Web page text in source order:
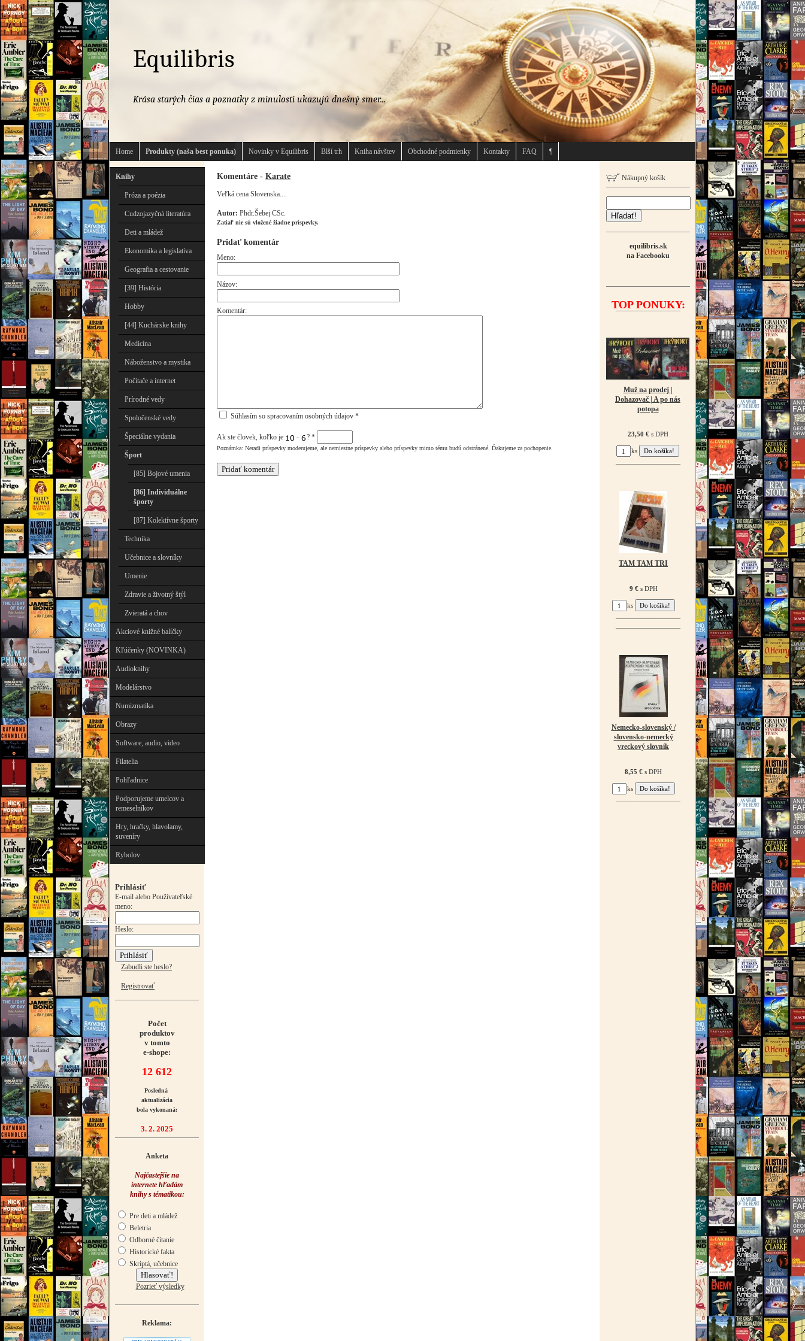
Equilibris
Krása starých čias a poznatky z minulosti ukazujú dnešný smer...
Home Produkty (naša best ponuka) Novinky v Equilibris Blší trh Kniha návštev Obchodné podmienky Kontakty FAQ ¶
Knihy
Próza a poézia
Cudzojazyčná literatúra
Deti a mládež
Ekonomika a legislatíva
Geografia a cestovanie
[39] História
Hobby
[44] Kuchárske knihy
Medicína
Náboženstvo a mystika
Počítače a internet
Prírodné vedy
Spoločenské vedy
Špeciálne vydania
Šport
[85] Bojové umenia
[86] Individuálne
športy
[87] Kolektívne športy
Technika
Učebnice a slovníky
Umenie
Zdravie a životný štýl
Zvieratá a chov
Akciové knižné balíčky
Kľúčenky (NOVINKA)
Audioknihy
Modelárstvo
Numizmatika
Obrazy
Software, audio, video
Filatelia
Pohľadnice
Podporujeme umelcov a
remeselníkov
Hry, hračky, hlavolamy,
suveníry
Rybolov
Prihlásiť
E-mail alebo Používateľské
meno:
Heslo:
Zabudli ste heslo?
Registrovať
Počet
produktov
v tomto
e-shope:
12 612
Posledná
aktualizácia
bola vykonaná:
3. 2. 2025
Anketa
Najčastejšie na
internete hľadám
knihy s tématikou:
Pre deti a mládež
Beletria
Odborné čítanie
Historické fakta
Skriptá, učebnice
Pozrieť výsledky
Reklama:
Komentáre - Karate
Veľká cena Slovenska....
Autor: Phdr.Šebej CSc.
Zatiaľ nie sú vložené žiadne príspevky.
Pridať komentár
Meno:
Názov:
Komentár:
Súhlasím so spracovaním osobných údajov *
Ak ste človek, koľko je - ? *
Poznámka: Neradi príspevky moderujeme, ale nemiestne príspevky alebo príspevky mimo tému budú odstránené. Ďakujeme za pochopenie.
Nákupný košík
Hľadať!
equilibris.sk
na Facebooku
TOP PONUKY:
Muž na prodej |
Dohazovač | A po nás
potopa
23,50 €s DPH
ks
TAM TAM TRI
9 €s DPH
ks
Nemecko-slovenský /
slovensko-nemecký
vreckový slovník
8,55 € s DPH
ks